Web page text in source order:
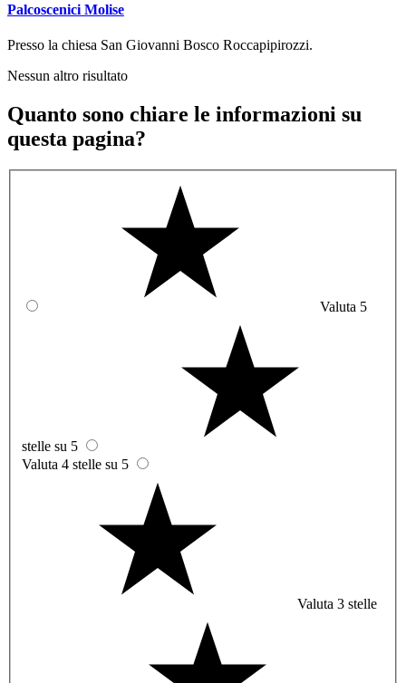
Palcoscenici Molise
Presso la chiesa San Giovanni Bosco Roccapipirozzi.
Nessun altro risultato
Quanto sono chiare le informazioni su
questa pagina?
Valuta 5
stelle su 5
Valuta 4 stelle su 5
Valuta 3 stelle